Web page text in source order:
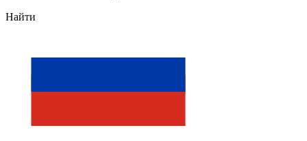
Найти